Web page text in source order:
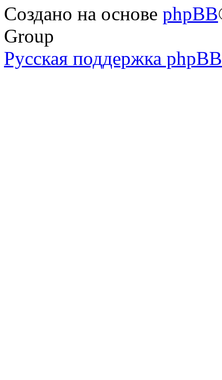
Создано на основе phpBB
Group
Русская поддержка phpBB